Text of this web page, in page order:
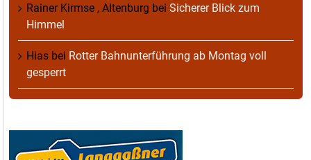
Rainer Kirmse , Altenburg bei Sicherer Blick zum
Himmel
Hias bei Rotter Bahnunterführung ab Montag voll
gesperrt